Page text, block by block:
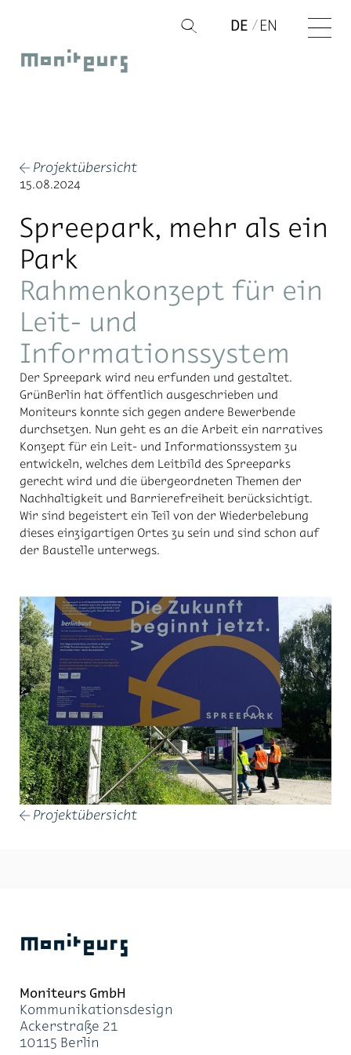
springen
Q
Moniteurs
DE EN
← Projektübersicht
15.08.2024
Spreepark, mehr als ein
Park
Rahmenkonzept für ein
Leit- und
Informationssystem
Der Spreepark wird neu erfunden und gestaltet.
GrünBerlin hat öffentlich ausgeschrieben und
Moniteurs konnte sich gegen andere Bewerbende
durchsetzen. Nun geht es an die Arbeit ein narratives
Konzept für ein Leit­- und Informationssystem zu
entwickeln, welches dem Leitbild des Spreeparks
gerecht wird und die übergeordneten Themen der
Nachhaltigkeit und Barrierefreiheit berücksichtigt.
Wir sind begeistert ein Teil von der Wiederbelebung
dieses einzigartigen Ortes zu sein und sind schon auf
der Baustelle unterwegs.
← Projektübersicht
Moniteurs
Moni­teurs GmbH
Kom­mu­ni­ka­ti­ons­de­sign
Acker­stra­ße 21
10115 Ber­lin